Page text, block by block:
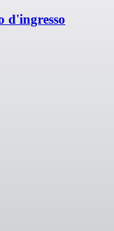
d'ingresso